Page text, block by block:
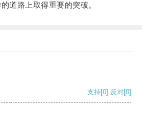
道路上取得重要的突破。
支持[0] 反对[0]